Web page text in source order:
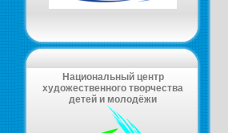
Национальный центр
художественного творчества
детей и молодёжи